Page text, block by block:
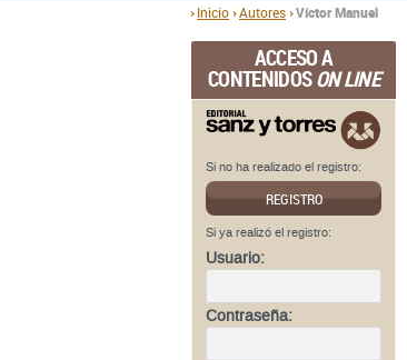
Inicio Autores Víctor Manuel
ACCESO A
CONTENIDOSON LINE
Si no ha realizado el registro:
REGISTRO
Si ya realizó el registro:
Usuario:
Contraseña: